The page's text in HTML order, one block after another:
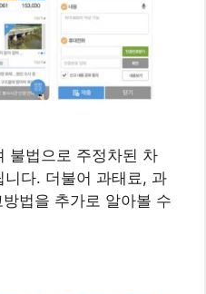
불법으로 주정차된 차
다. 더불어 과태료, 과
법을 추가로 알아볼 수